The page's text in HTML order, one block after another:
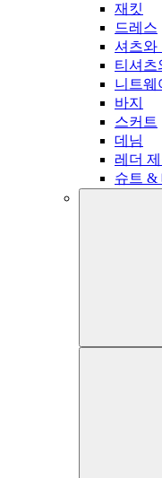
재킷
드레스
셔츠와
티셔츠
니트웨
바지
스커트
데님
레더
슈트 &